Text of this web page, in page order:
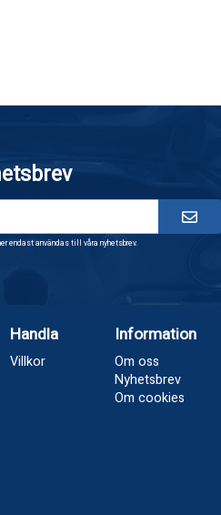
endast användas till våra nyhetsbrev.
Handla
Villkor
Information
Om oss
Nyhetsbrev
Om cookies